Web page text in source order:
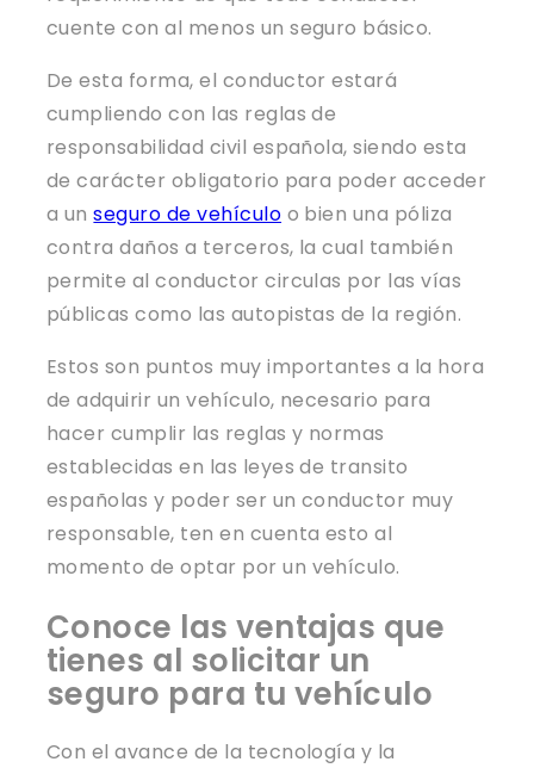
cuente con al menos un seguro básico.
De esta forma, el conductor estará
cumpliendo con las reglas de
responsabilidad civil española, siendo esta
de carácter obligatorio para poder acceder
a unseguro de vehículo o bien una póliza
contra daños a terceros, la cual también
permite al conductor circulas por las vías
públicas como las autopistas de la región.
Estos son puntos muy importantes a la hora
de adquirir un vehículo, necesario para
hacer cumplir las reglas y normas
establecidas en las leyes de transito
españolas y poder ser un conductor muy
responsable, ten en cuenta esto al
momento de optar por un vehículo.
Conoce las ventajas que
tienes al solicitar un
seguro para tu vehículo
Con el avance de la tecnología y la